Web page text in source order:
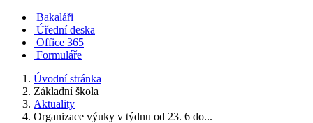
Bakaláři
Úřední deska
Office 365
Formuláře
Úvodní stránka
Základní škola
Aktuality
Organizace výuky v týdnu od 23. 6 do...